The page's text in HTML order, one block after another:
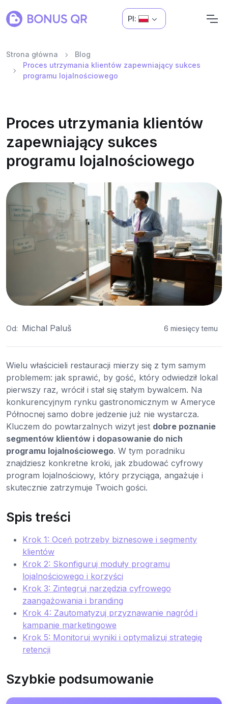
Pl:
Strona główna
Blog
Proces utrzymania klientów zapewniający sukces
programu lojalnościowego
Proces utrzymania klientów
zapewniający sukces
programu lojalnościowego
Od: Michal Paluš 6 miesięcy temu
Wielu właścicieli restauracji mierzy się z tym samym
problemem: jak sprawić, by gość, który odwiedził lokal
pierwszy raz, wrócił i stał się stałym bywalcem. Na
konkurencyjnym rynku gastronomicznym w Ameryce
Północnej samo dobre jedzenie już nie wystarcza.
Kluczem do powtarzalnych wizyt jest dobre poznanie
segmentów klientów i dopasowanie do nich
programu lojalnościowego. W tym poradniku
znajdziesz konkretne kroki, jak zbudować cyfrowy
program lojalnościowy, który przyciąga, angażuje i
skutecznie zatrzymuje Twoich gości.
Spis treści
Krok 1: Oceń potrzeby biznesowe i segmenty
klientów
Krok 2: Skonfiguruj moduły programu
lojalnościowego i korzyści
Krok 3: Zintegruj narzędzia cyfrowego
zaangażowania i branding
Krok 4: Zautomatyzuj przyznawanie nagród i
kampanie marketingowe
Krok 5: Monitoruj wyniki i optymalizuj strategię
retencji
Szybkie podsumowanie